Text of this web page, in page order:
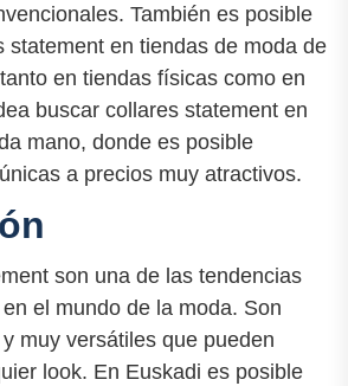
También es posible
statement en tiendas de moda de
en tiendas físicas como en
buscar collares statement en
mano, donde es posible
a precios muy atractivos.
son una de las tendencias
el mundo de la moda. Son
muy versátiles que pueden
look. En Euskadi es posible